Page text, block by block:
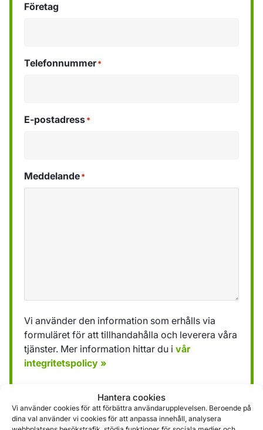
Hantera cookies
Vi använder cookies för att förbättra användarupplevelsen. Beroende på
dina val använder vi cookies för att anpassa innehåll, analysera
Företag
Telefonnummer*
E-postadress*
Meddelande*
Vi använder den information som erhålls via
formuläret för att tillhandahålla och leverera våra
tjänster. Mer information hittar du i vår
integritetspolicy »